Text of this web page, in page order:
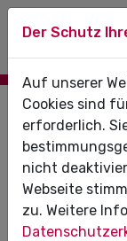
Der Zugang zu
Bereichen auf
Aufrufen von
Der Schutz
Auf unserer
Cookies sind
erforderlich.
nicht
Webseite
zu. Weitere